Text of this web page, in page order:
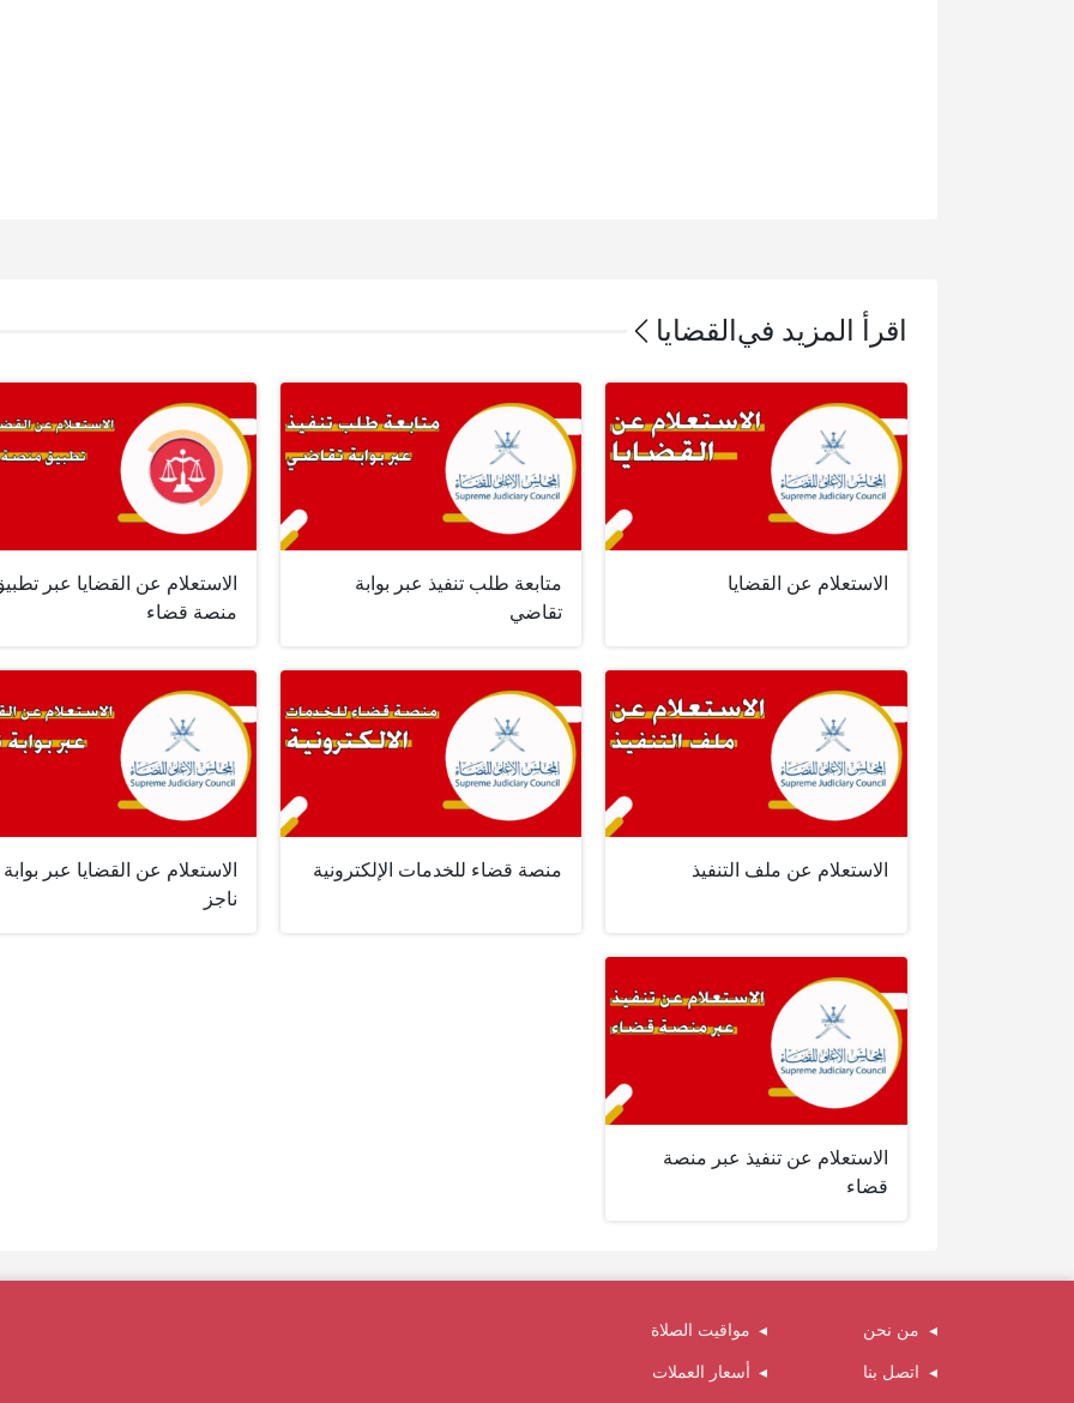
اقرأ المزيد في القضايا
الاستعلام عن القضايا
متابعة طلب تنفيذ عبر بوابة
تقاضي
الاستعلام عن القضايا عبر
منصة قضاء
الاستعلام عن ملف التنفيذ منصة قضاء للخدمات الإلكترونية
الاستعلام عن القضايا عبر بوابة
ناجز
الاستعلام عن تنفيذ عبر منصة
قضاء
من نحن
اتصل بنا
مواقيت الصلاة
أسعار العملات